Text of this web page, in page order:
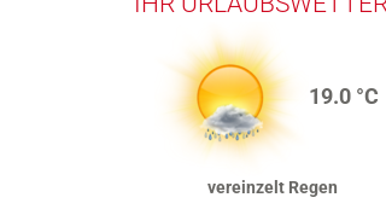
19.0
vereinzelt Regen